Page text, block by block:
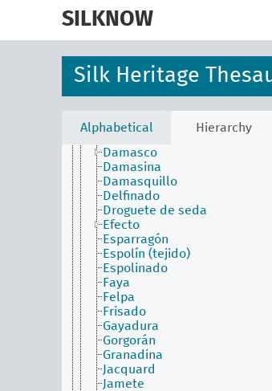
SILKNOW
Silk Heritage
Alphabetical Hierarchy
Camocán
Canutillo (tejido)
Cendal
Ceñidor
Chaúl
Crespón
Damasco
Damasina
Damasquillo
Delfinado
Droguete de seda
Efecto
Esparragón
Espolín (tejido)
Espolinado
Faya
Felpa
Frisado
Gayadura
Gorgorán
Granadina
Jacquard
Jamete